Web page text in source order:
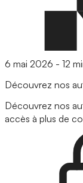
6 mai 2026 - 12
Découvrez nos
Découvrez nos
accès à plus de